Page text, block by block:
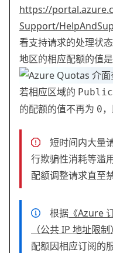
https://
Support/
看支持请求的处理状
地区的相应配额的值是
若相应区域的
的配额的值不再为 0
短时间内大量
行欺骗性消耗等滥
配额调整请求直至
根据 《Azure
（公共 IP 地址限制
配额因相应订阅的